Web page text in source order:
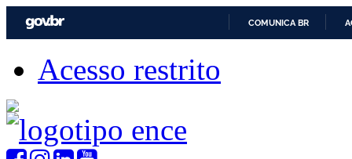
COMUNICA BR
Acesso restrito